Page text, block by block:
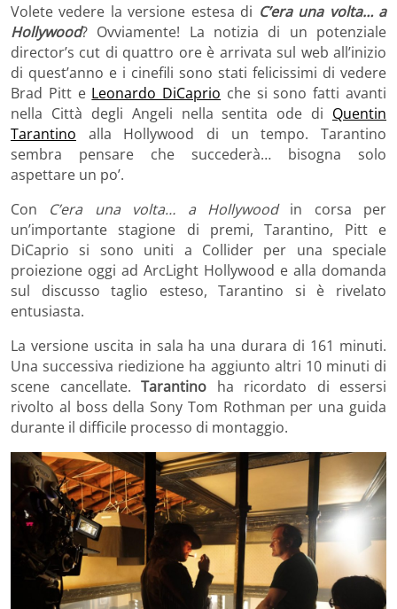
Volete vedere la versione estesa di C’era una volta… a
Hollywood? Ovviamente! La notizia di un potenziale
director’s cut di quattro ore è arrivata sul web all’inizio
di quest’anno e i cinefili sono stati felicissimi di vedere
Brad Pitt e Leonardo DiCaprio che si sono fatti avanti
nella Città degli Angeli nella sentita ode di Quentin
Tarantino alla Hollywood di un tempo. Tarantino
sembra pensare che succederà… bisogna solo
aspettare un po’.
Con C’era una volta… a Hollywoodin corsa per
un’importante stagione di premi, Tarantino, Pitt e
DiCaprio si sono uniti a Collider per una speciale
proiezione oggi ad ArcLight Hollywood e alla domanda
sul discusso taglio esteso, Tarantino si è rivelato
entusiasta.
La versione uscita in sala ha una durara di 161 minuti.
Una successiva riedizione ha aggiunto altri 10 minuti di
scene cancellate. Tarantino ha ricordato di essersi
rivolto al boss della Sony Tom Rothman per una guida
durante il difficile processo di montaggio.